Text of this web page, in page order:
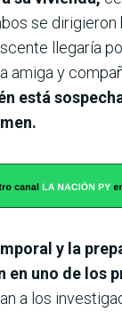
se dirigieron
llegaría
amiga y
está
y la
en uno de los
a los